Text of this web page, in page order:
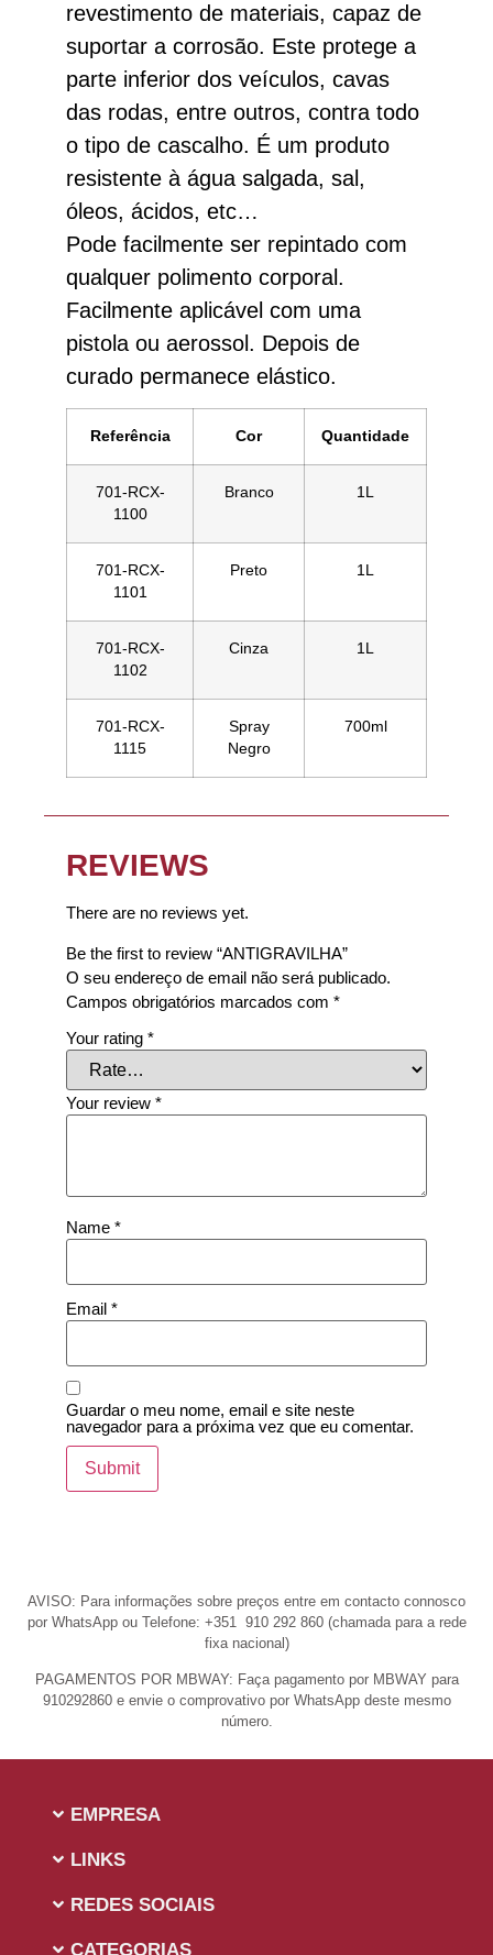
revestimento de materiais, capaz de
suportar a corrosão. Este protege a
parte inferior dos veículos, cavas
das rodas, entre outros, contra todo
o tipo de cascalho. É um produto
resistente à água salgada, sal,
óleos, ácidos, etc…
Pode facilmente ser repintado com
qualquer polimento corporal.
Facilmente aplicável com uma
pistola ou aerossol. Depois de
curado permanece elástico.
Referência Cor Quantidade
701-RCX-
1100
Branco 1L
701-RCX-
1101
Preto 1L
701-RCX-
1102
Cinza 1L
701-RCX-
1115
Spray
Negro
700ml
REVIEWS
There are no reviews yet.
Be the first to review “ANTIGRAVILHA”
O seu endereço de email não será publicado.
Campos obrigatórios marcados com *
Your rating *
Your review *
Name *
Email *
Guardar o meu nome, email e site neste
navegador para a próxima vez que eu comentar.
AVISO: Para informações sobre preços entre em contacto connosco
por WhatsApp ou Telefone: +351 910 292 860 (chamada para a rede
fixa nacional)
PAGAMENTOS POR MBWAY: Faça pagamento por MBWAY para
910292860 e envie o comprovativo por WhatsApp deste mesmo
número.
EMPRESA
LINKS
REDES SOCIAIS
CATEGORIAS